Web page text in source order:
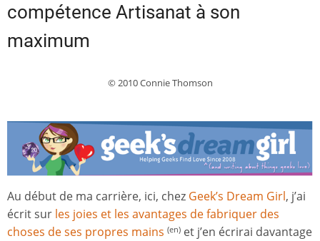
compétence Artisanat à son
maximum
© 2010 Connie Thomson
Au début de ma carrière, ici, chez Geek’s Dream Girl, j’ai
écrit sur les joies et les avantages de fabriquer des
choses de ses propres mains (en) et j’en écrirai davantage